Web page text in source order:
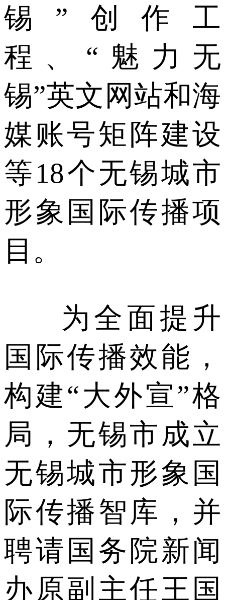
锡”创作工
程、“魅力无
锡”英文网站和海
媒账号矩阵建设
等18个无锡城市
形象国际传播项
目。
为全面提升
国际传播效能，
构建“大外宣”格
局，无锡市成立
无锡城市形象国
际传播智库，并
聘请国务院新闻
办原副主任王国